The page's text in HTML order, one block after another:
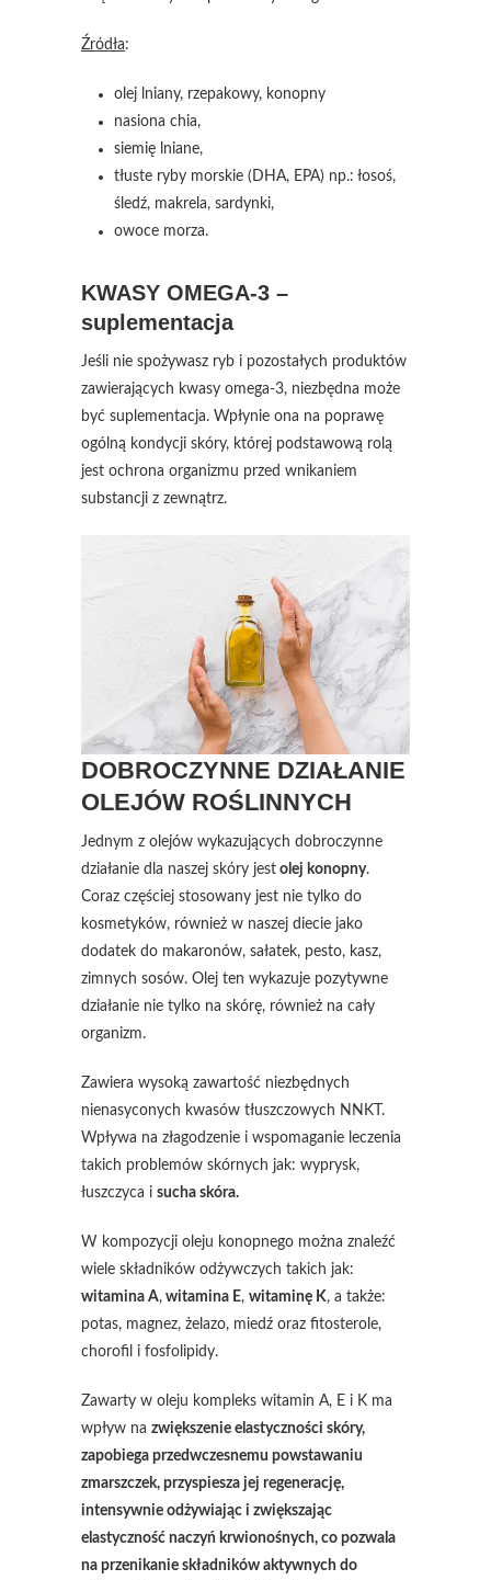
Źródła:
olej lniany, rzepakowy, konopny
nasiona chia,
siemię lniane,
tłuste ryby morskie (DHA, EPA) np.: łosoś,
śledź, makrela, sardynki,
owoce morza.
KWASY OMEGA-3 –
suplementacja
Jeśli nie spożywasz ryb i pozostałych produktów
zawierających kwasy omega-3, niezbędna może
być suplementacja. Wpłynie ona na poprawę
ogólną kondycji skóry, której podstawową rolą
jest ochrona organizmu przed wnikaniem
substancji z zewnątrz.
DOBROCZYNNE DZIAŁANIE
OLEJÓW ROŚLINNYCH
Jednym z olejów wykazujących dobroczynne
działanie dla naszej skóry jest olej konopny.
Coraz częściej stosowany jest nie tylko do
kosmetyków, również w naszej diecie jako
dodatek do makaronów, sałatek, pesto, kasz,
zimnych sosów. Olej ten wykazuje pozytywne
działanie nie tylko na skórę, również na cały
organizm.
Zawiera wysoką zawartość niezbędnych
nienasyconych kwasów tłuszczowych NNKT.
Wpływa na złagodzenie i wspomaganie leczenia
takich problemów skórnych jak: wyprysk,
łuszczyca i sucha skóra.
W kompozycji oleju konopnego można znaleźć
wiele składników odżywczych takich jak:
witamina A, witamina E, witaminę K, a także:
potas, magnez, żelazo, miedź oraz fitosterole,
chorofil i fosfolipidy.
Zawarty w oleju kompleks witamin A, E i K ma
wpływ na zwiększenie elastyczności skóry,
zapobiega przedwczesnemu powstawaniu
zmarszczek, przyspiesza jej regenerację,
intensywnie odżywiając i zwiększając
elastyczność naczyń krwionośnych, co pozwala
na przenikanie składników aktywnych do